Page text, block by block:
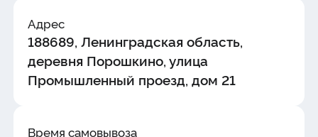
Адрес
188689, Ленинградская область,
деревня Порошкино, улица
Промышленный проезд, дом 21
Время самовывоза